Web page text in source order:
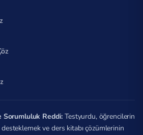
Reddi: Testyurdu, öğrencilerin
desteklemek ve ders kitabı çözümlerinin